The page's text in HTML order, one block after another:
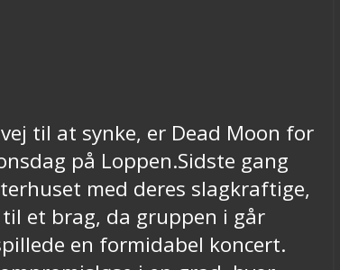
til at synke, er Dead Moon for
på Loppen.Sidste gang
med deres slagkraftige,
til et brag, da gruppen i går
en formidabel koncert.